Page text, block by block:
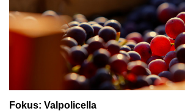
Fokus: Valpolicella